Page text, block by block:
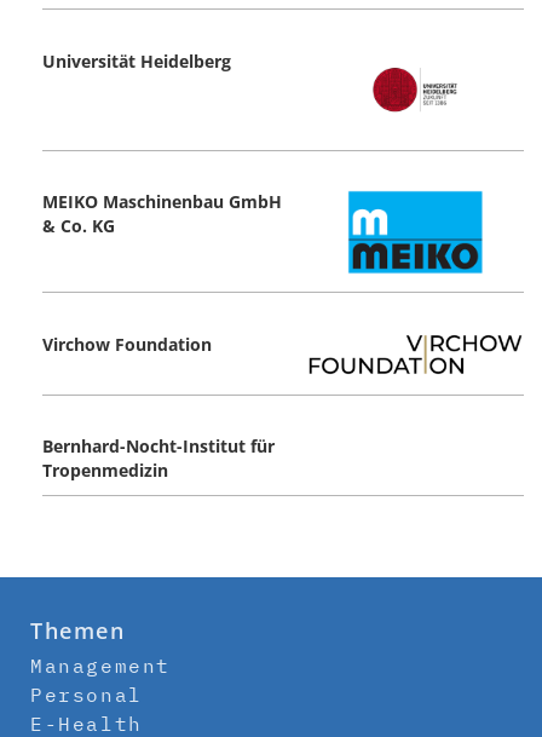
Universität Heidelberg
MEIKO Maschinenbau GmbH
& Co. KG
Virchow Foundation
Bernhard-Nocht-Institut für
Tropenmedizin
Themen
Management
Personal
E-Health